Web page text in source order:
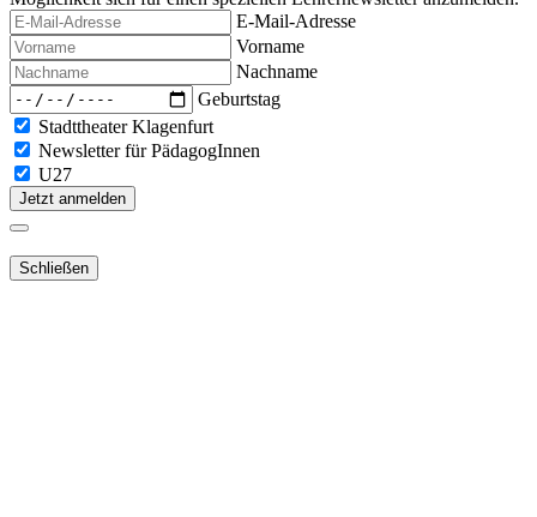
E-Mail-Adresse
Vorname
Nachname
Geburtstag
Stadttheater Klagenfurt
Newsletter für PädagogInnen
U27
Jetzt anmelden
Schließen